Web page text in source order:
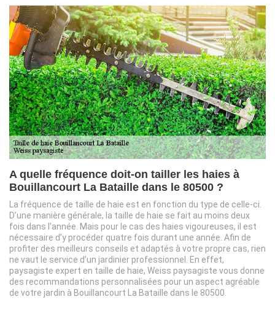
A quelle fréquence doit-on tailler les haies à
Bouillancourt La Bataille dans le 80500 ?
La fréquence de taille de haie est en fonction du type de celle-ci.
D’une manière générale, la taille de haie se fait au moins deux
fois dans l’année. Mais pour le cas des haies vigoureuses, il est
nécessaire d’y procéder quatre fois durant une année. Afin de
profiter des meilleurs conseils et adaptés à votre propre cas, rien
ne vaut le service d’un jardinier professionnel. En effet,
paysagiste expert en taille de haie, Weiss paysagiste vous donne
des recommandations personnalisées pour un aspect agréable
de votre jardin à Bouillancourt La Bataille dans le 80500.